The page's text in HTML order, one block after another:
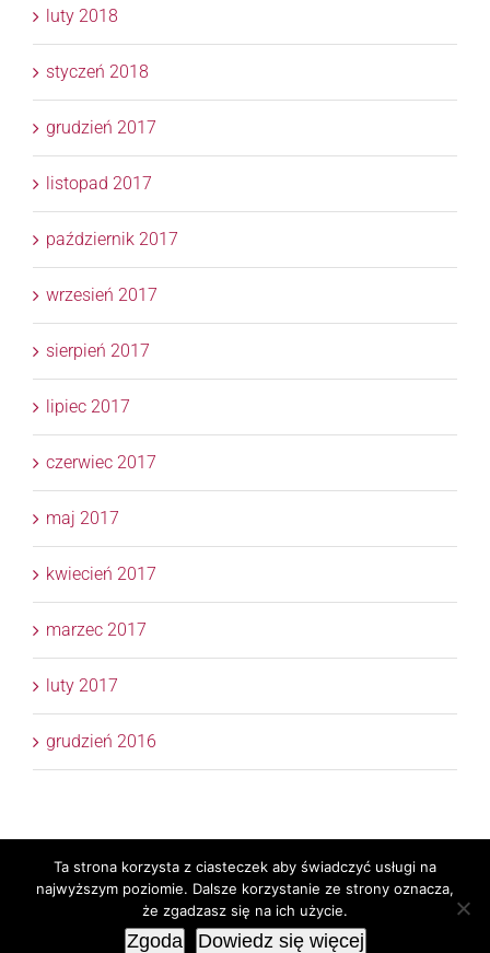
luty 2018
styczeń 2018
grudzień 2017
listopad 2017
październik 2017
wrzesień 2017
sierpień 2017
lipiec 2017
czerwiec 2017
maj 2017
kwiecień 2017
marzec 2017
luty 2017
grudzień 2016
Copyright 2017 © APTM Doradcy Podatkowi | All Rights
Reserved | RealizacjaTaxPRSkylight
Ta strona korzysta z ciasteczek aby świadczyć usługi na
najwyższym poziomie. Dalsze korzystanie ze strony oznacza,
że zgadzasz się na ich użycie.
Zgoda Dowiedz się więcej